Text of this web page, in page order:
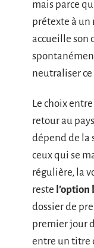
mais parce
prétexte à un
accueille son
neutraliser
Le choix
retour au
dépend de la
ceux qui se
régulière, la
reste l’option
dossier de
premier jour
entre un titre